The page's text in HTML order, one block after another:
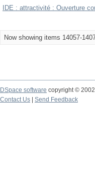
IDE : attractivité : Ouverture
Now showing items 14057-
DSpace software copyright ©
Contact Us
Send Feedback